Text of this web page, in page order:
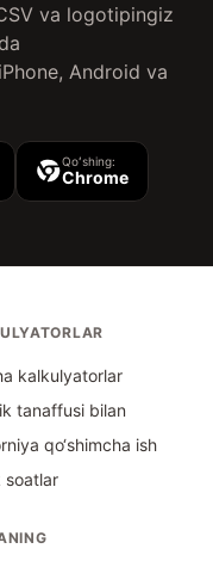
va logotipingiz
Android va
Qoʻshing:
Chrome
kalkulyatorlar
tanaffusi bilan
qo‘shimcha ish
soatlar